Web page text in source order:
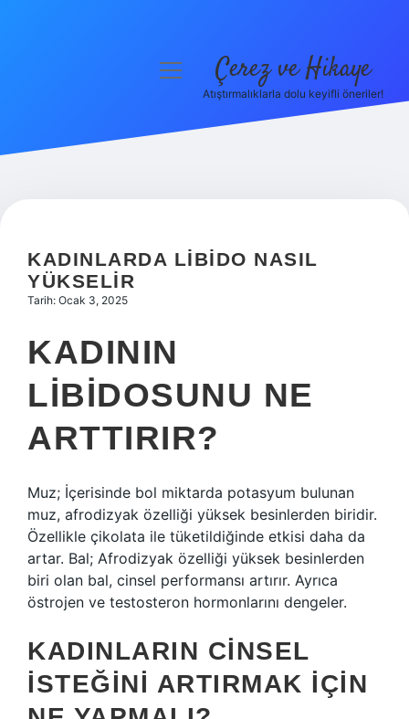
Hakkımızda
menüyü Çerez ve Hikaye
Atıştırmalıklarla dolu keyifli öneriler!
KADINLARDA LIBIDO NASIL
YÜKSELIR
Tarih: Ocak 3, 2025
KADININ
LIBIDOSUNU NE
ARTTIRIR?
Muz; İçerisinde bol miktarda potasyum bulunan
muz, afrodizyak özelliği yüksek besinlerden biridir.
Özellikle çikolata ile tüketildiğinde etkisi daha da
artar. Bal; Afrodizyak özelliği yüksek besinlerden
biri olan bal, cinsel performansı artırır. Ayrıca
östrojen ve testosteron hormonlarını dengeler.
KADINLARIN CINSEL
ISTEĞINI ARTIRMAK IÇIN